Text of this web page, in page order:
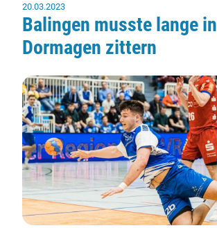
20.03.2023
Balingen musste lange in
Dormagen zittern